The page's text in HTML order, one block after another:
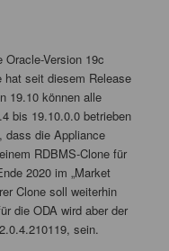
Version 19c
seit diesem Release
19.10 können alle
bis 19.10.0.0 betrieben
dass die Appliance
RDBMS-Clone für
2020 im „Market
Clone soll weiterhin
die ODA wird aber der
sein.